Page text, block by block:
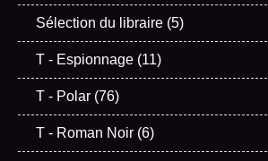
Sélection du libraire (5)
T - Espionnage (11)
T - Polar (76)
T - Roman Noir (6)